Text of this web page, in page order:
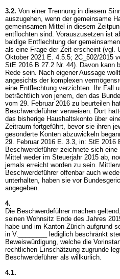
3.2. Von einer Trennung in diesem
auszugehen, wenn der gemeinsame
gemeinsamen Mittel in diesem
entflochten sind. Vorauszusetzen ist
baldige Entflechtung der
als eine Frage der Zeit erscheint (vgl.
Oktober 2021 E. 4.5.5; 2C_502/2015
StE 2016 B 27.2 Nr. 44). Davon kann
Rede sein. Nach eigener Aussage
angesichts der komplexen
eine Entflechtung verzichten. Ihr Fall
beträchtlich von jenem, den das
vom 29. Februar 2016 zu beurteilen
Beschwerdeführer verweisen. Dort
das bisherige Haushaltskonto über
Zeitraum fortgeführt, bevor sie ihren
gesonderte Konten abzuwickeln
29. Februar 2016 E. 3.3, in: StE 2016
Beschwerdeführer zeichnete sich
Mittel weder im Steuerjahr 2015 ab,
jemals erreicht worden zu sein.
Beschwerdeführer offenbar auch
unterhalten, haben sie vor
angegeben.
4.
Die Beschwerdeführer machen
seinen Wohnsitz Ende des Jahres
habe und im Kanton Zürich aufgrund
in V.________ lediglich beschränkt
Beweiswürdigung, welche die
rechtlichen Einschätzung zugrunde
Beschwerdeführer als willkürlich.
4.1.